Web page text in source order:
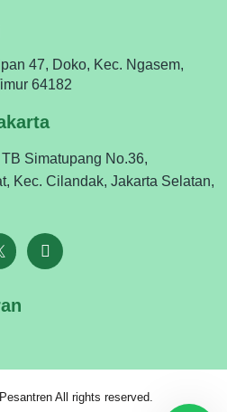
47, Doko, Kec. Ngasem,
64182
Simatupang No.36,
Kec. Cilandak, Jakarta Selatan,
All rights reserved.